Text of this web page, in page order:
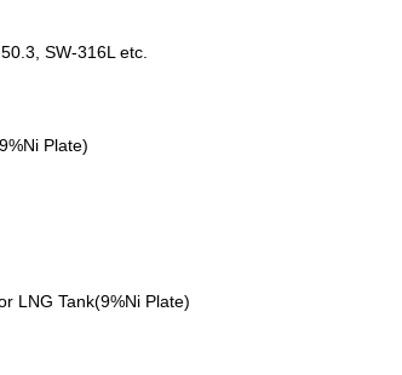
SW-316L etc.
Plate)
LNG Tank(9%Ni Plate)